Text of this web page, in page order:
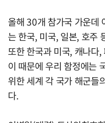
올해 30개 참가국 가운데
는 한국, 미국, 일본, 호주
또한 한국과 미국, 캐나다
이 때문에 우리 함정에는
위한 세계 각 국가 해군들
다.